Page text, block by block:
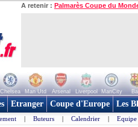
A retenir : Palmarès Coupe du
Chelsea Man Utd Arsenal Liverpool ManCity
Etranger Coupe d'Europe Les
| Buteurs | Calendrier | Equipe